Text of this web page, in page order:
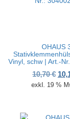
OHAUS
Vinyl, schw | Art.-
10,70€
exkl. 19 %